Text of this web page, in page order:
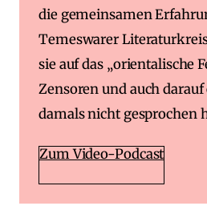
die gemeinsamen
Temeswarer
sie auf das „orientalische
Zensoren und auch
damals nicht gesprochen
Zum Video-Podcast